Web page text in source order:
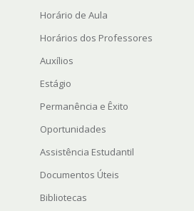
Horário de Aula
Horários dos Professores
Auxílios
Estágio
Permanência e Êxito
Oportunidades
Assistência Estudantil
Documentos Úteis
Bibliotecas